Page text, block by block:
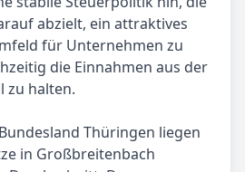
abzielt, ein attraktives
für Unternehmen zu
die Einnahmen aus der
zu halten.
Thüringen liegen
in Großbreitenbach